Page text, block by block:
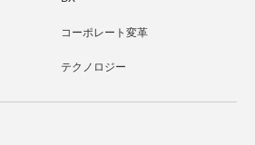
コーポレート変革
テクノロジー